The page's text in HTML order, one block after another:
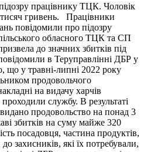
працівнику ТЦК. Чоловік
тисяч гривень. Працівники
повідомили про підозру
обласного ТЦК та СП
до значних збитків під
в Теруправлінні ДБР у
що у травні-липні 2022 року
продовольчого
на видачу харчів
службу. В результаті
продовольство на понад 3
збитків на суму майже 320
посадовця, частина продуктів,
захисників, які їх потребували,